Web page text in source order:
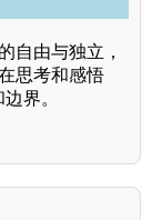
自由与独立，
思考和感悟
界。